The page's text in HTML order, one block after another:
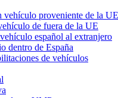
vehículo proveniente de la UE
de fuera de la UE
español al extranjero
dentro de España
de vehículos